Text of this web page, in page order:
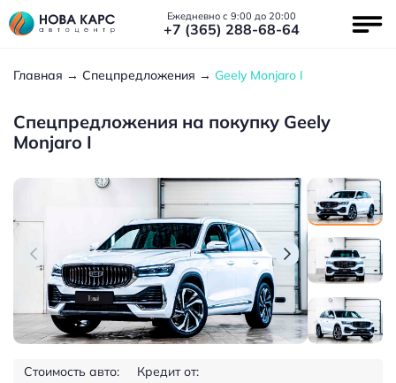
Ежедневно с 9:00 до 20:00
+7 (365) 288-68-64
Главная Спецпредложения Geely Monjaro I
Спецпредложения на покупку Geely
Monjaro I
Стоимость авто: Кредит от: